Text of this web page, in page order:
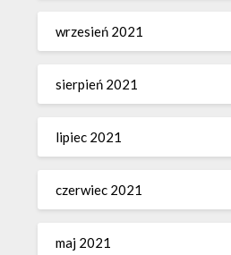
wrzesień 2021
sierpień 2021
lipiec 2021
czerwiec 2021
maj 2021